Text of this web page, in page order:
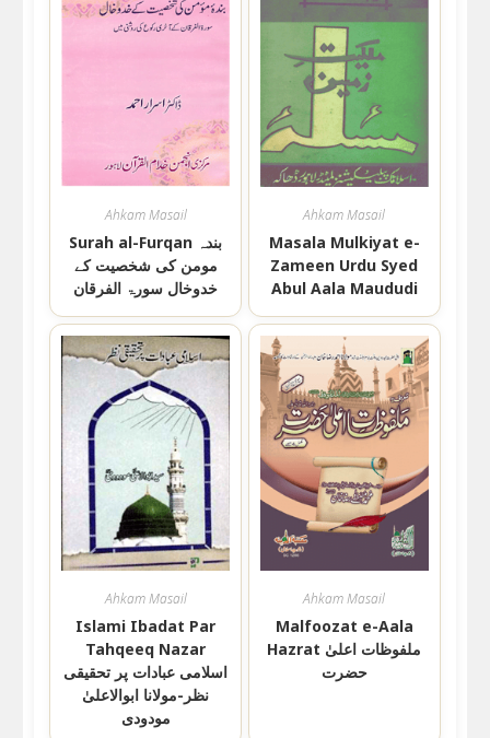
Ahkam Masail
Surah al-Furqan بندہ
مومن کی شخصیت کے
خدوخال سورۃ الفرقان
Ahkam Masail
Masala Mulkiyat e-
Zameen Urdu Syed
Abul Aala Maududi
Ahkam Masail
Islami Ibadat Par
Tahqeeq Nazar
اسلامی عبادات پر تحقیقی
نظر-مولانا ابوالاعلیٰ
مودودی
Ahkam Masail
Malfoozat e-Aala
Hazrat ملفوظات اعلیٰ
حضرت